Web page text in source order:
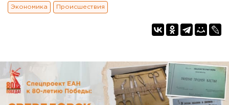
Экономика Происшествия